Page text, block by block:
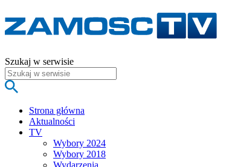
Szukaj w serwisie
Strona główna
Aktualności
TV
Wybory 2024
Wybory 2018
Wydarzenia